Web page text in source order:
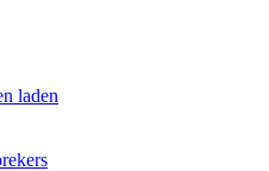
laden